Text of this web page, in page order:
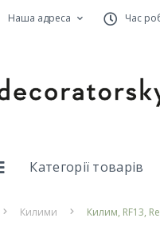
Наша адреса Час
Категорії товарів
Килими Килим, RF13,